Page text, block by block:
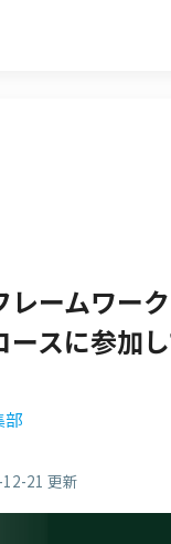
レームワー
スに参加
部
21 更新